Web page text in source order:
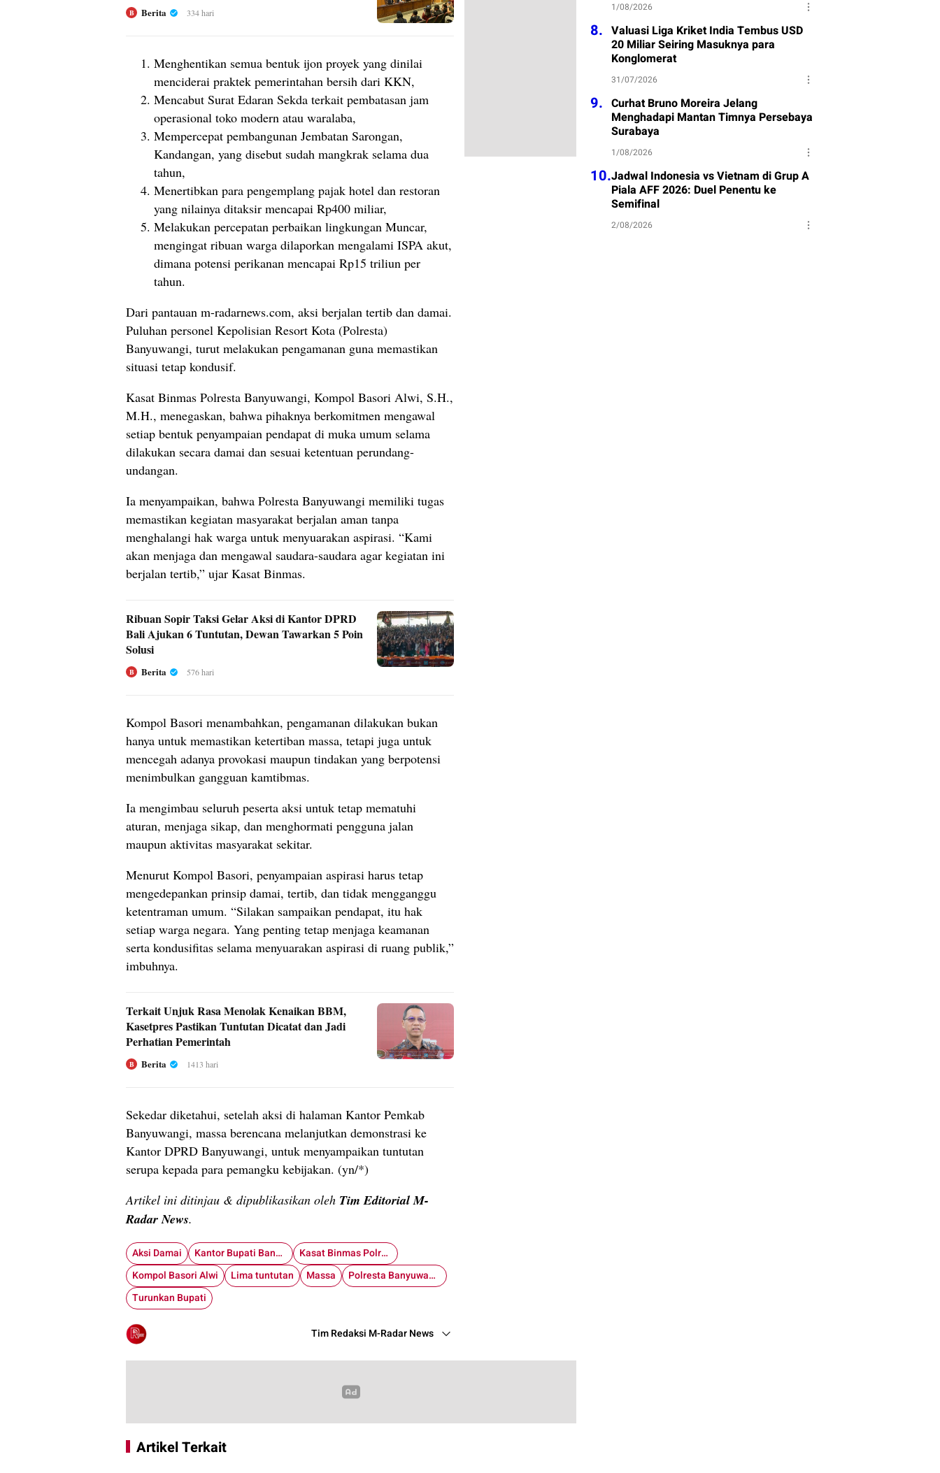
B Berita 334 hari
Menghentikan semua bentuk ijon proyek yang dinilai
menciderai praktek pemerintahan bersih dari KKN,
Mencabut Surat Edaran Sekda terkait pembatasan jam
operasional toko modern atau waralaba,
Mempercepat pembangunan Jembatan Sarongan,
Kandangan, yang disebut sudah mangkrak selama dua
tahun,
Menertibkan para pengemplang pajak hotel dan restoran
yang nilainya ditaksir mencapai Rp400 miliar,
Melakukan percepatan perbaikan lingkungan Muncar,
mengingat ribuan warga dilaporkan mengalami ISPA akut,
dimana potensi perikanan mencapai Rp15 triliun per
tahun.
Dari pantauan m-radarnews.com, aksi berjalan tertib dan damai.
Puluhan personel Kepolisian Resort Kota (Polresta)
Banyuwangi, turut melakukan pengamanan guna memastikan
situasi tetap kondusif.
Kasat Binmas Polresta Banyuwangi, Kompol Basori Alwi, S.H.,
M.H., menegaskan, bahwa pihaknya berkomitmen mengawal
setiap bentuk penyampaian pendapat di muka umum selama
dilakukan secara damai dan sesuai ketentuan perundang-
undangan.
Ia menyampaikan, bahwa Polresta Banyuwangi memiliki tugas
memastikan kegiatan masyarakat berjalan aman tanpa
menghalangi hak warga untuk menyuarakan aspirasi. “Kami
akan menjaga dan mengawal saudara-saudara agar kegiatan ini
berjalan tertib,” ujar Kasat Binmas.
Ribuan Sopir Taksi Gelar Aksi di Kantor DPRD
Bali Ajukan 6 Tuntutan, Dewan Tawarkan 5 Poin
Solusi
B Berita 576 hari
Kompol Basori menambahkan, pengamanan dilakukan bukan
hanya untuk memastikan ketertiban massa, tetapi juga untuk
mencegah adanya provokasi maupun tindakan yang berpotensi
menimbulkan gangguan kamtibmas.
Ia mengimbau seluruh peserta aksi untuk tetap mematuhi
aturan, menjaga sikap, dan menghormati pengguna jalan
maupun aktivitas masyarakat sekitar.
Menurut Kompol Basori, penyampaian aspirasi harus tetap
mengedepankan prinsip damai, tertib, dan tidak mengganggu
ketentraman umum. “Silakan sampaikan pendapat, itu hak
setiap warga negara. Yang penting tetap menjaga keamanan
serta kondusifitas selama menyuarakan aspirasi di ruang publik,”
imbuhnya.
Terkait Unjuk Rasa Menolak Kenaikan BBM,
Kasetpres Pastikan Tuntutan Dicatat dan Jadi
Perhatian Pemerintah
B Berita 1413 hari
Sekedar diketahui, setelah aksi di halaman Kantor Pemkab
Banyuwangi, massa berencana melanjutkan demonstrasi ke
Kantor DPRD Banyuwangi, untuk menyampaikan tuntutan
serupa kepada para pemangku kebijakan. (yn/*)
Artikel ini ditinjau & dipublikasikan oleh Tim Editorial M-
Radar News.
Aksi Damai Kantor Bupati Banyuwangi
Kasat Binmas Polresta Banyuwangi
Kompol Basori Alwi
Lima tuntutan Massa
Polresta Banyuwangi
Turunkan Bupati
Tim Redaksi M-Radar News
Artikel Terkait
1/08/2026
8. Valuasi Liga Kriket India Tembus USD
20 Miliar Seiring Masuknya para
Konglomerat
31/07/2026
9. Curhat Bruno Moreira Jelang
Menghadapi Mantan Timnya Persebaya
Surabaya
1/08/2026
10.Jadwal Indonesia vs Vietnam di Grup A
Piala AFF 2026: Duel Penentu ke
Semifinal
2/08/2026